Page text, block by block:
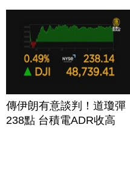
傳伊朗有意談判！道瓊彈
238點 台積電ADR收高